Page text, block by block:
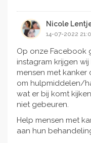
Nicole
14-07-2022
Op onze Facebook
instagram krijgen
mensen met kanker
om hulpmiddelen/
wat er bij komt
niet gebeuren.
Help mensen met
aan hun